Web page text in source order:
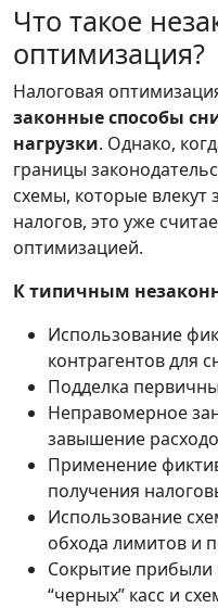
Что такое
оптимизация?
Налоговая
законные способы
нагрузки. Однако,
границы
схемы, которые влекут
налогов, это уже
оптимизацией.
К типичным
Использование
контрагентов для
Подделка
Неправомерное
завышение
Применение
получения
Использование
обхода лимитов и
Сокрытие
“черных” касс и